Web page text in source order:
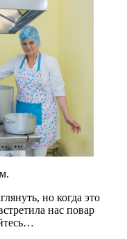
но когда это
нас повар